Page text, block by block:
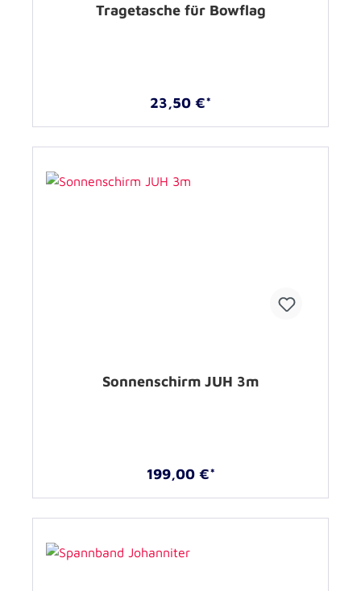
Tragetasche für Bowflag
23,50 €*
Sonnenschirm JUH 3m
199,00 €*